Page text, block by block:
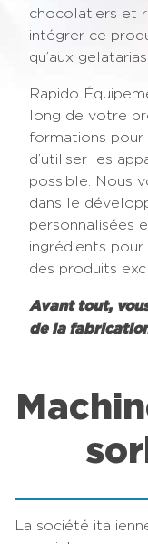
chocolatiers et
intégrer ce
qu’aux
Rapido
long de votre
formations
d’utiliser les
possible. Nous
dans le
personnalisées
ingrédients
des produits
Avant tout,
de la
La société